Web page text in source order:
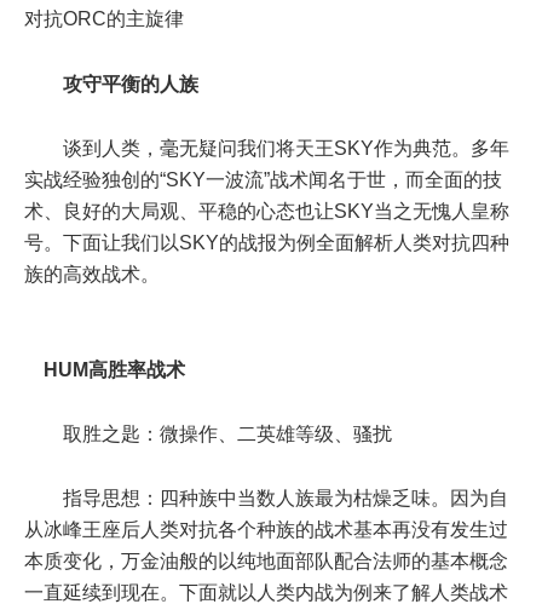
对抗ORC的主旋律
攻守平衡的人族
谈到人类，毫无疑问我们将天王SKY作为典范。多年
实战经验独创的“SKY一波流”战术闻名于世，而全面的技
术、良好的大局观、平稳的心态也让SKY当之无愧人皇称
号。下面让我们以SKY的战报为例全面解析人类对抗四种
族的高效战术。
HUM高胜率战术
取胜之匙：微操作、二英雄等级、骚扰
指导思想：四种族中当数人族最为枯燥乏味。因为自
从冰峰王座后人类对抗各个种族的战术基本再没有发生过
本质变化，万金油般的以纯地面部队配合法师的基本概念
一直延续到现在。下面就以人类内战为例来了解人类战术